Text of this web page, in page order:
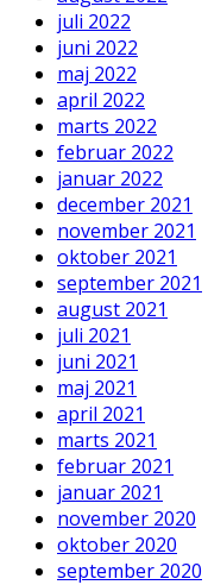
juli 2022
juni 2022
maj 2022
april 2022
marts 2022
februar 2022
januar 2022
december 2021
november 2021
oktober 2021
september 2021
august 2021
juli 2021
juni 2021
maj 2021
april 2021
marts 2021
februar 2021
januar 2021
november 2020
oktober 2020
september 2020